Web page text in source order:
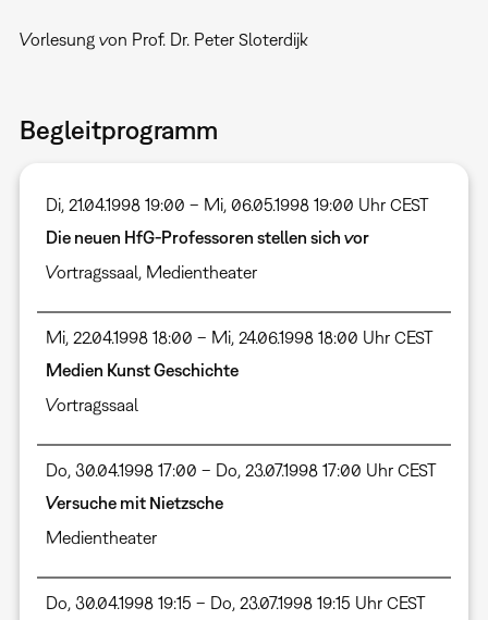
Vorlesung von Prof. Dr. Peter Sloterdijk
Begleitprogramm
Di, 21.04.1998 19:00 – Mi, 06.05.1998 19:00 Uhr CEST
Die neuen HfG-Professoren stellen sich vor
Vortragssaal, Medientheater
Mi, 22.04.1998 18:00 – Mi, 24.06.1998 18:00 Uhr CEST
Medien Kunst Geschichte
Vortragssaal
Do, 30.04.1998 17:00 – Do, 23.07.1998 17:00 Uhr CEST
Versuche mit Nietzsche
Medientheater
Do, 30.04.1998 19:15 – Do, 23.07.1998 19:15 Uhr CEST